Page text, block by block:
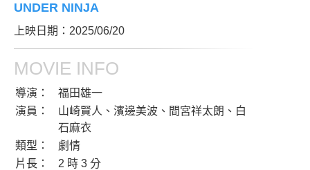
UNDER NINJA
上映日期：2025/06/20
MOVIE INFO
導演：
福田雄一
演員：
山崎賢人、濱邊美波、間宮祥太朗、白
石麻衣
類型：
劇情
片長：
2 時 3 分